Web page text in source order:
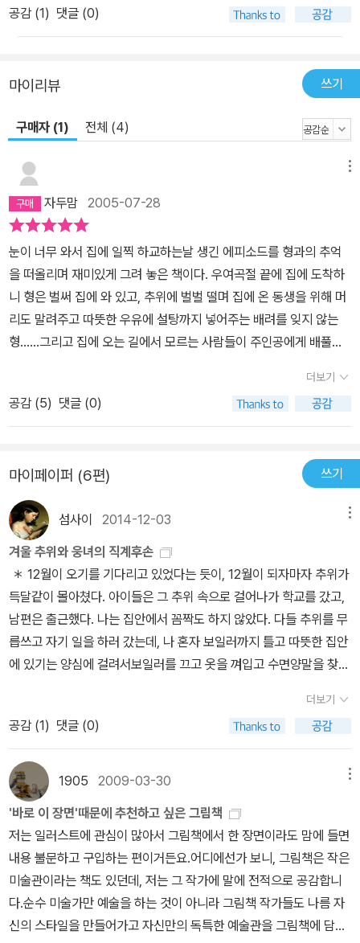
공감 (1) 댓글 (0)
마이리뷰 쓰기
구매자 (1) 전체 (4)
자두맘 2005-07-28
눈이 너무 와서 집에 일찍 하교하는날 생긴 에피소드를 형과의 추억
을 떠올리며 재미있게 그려 놓은 책이다. 우여곡절 끝에 집에 도착하
니 형은 벌써 집에 와 있고, 추위에 벌벌 떨며 집에 온 동생을 위해 머
리도 말려주고 따뜻한 우유에 설탕까지 넣어주는 배려를 잊지 않는
형......그리고 집에 오는 길에서 모르는 사람들이 주인공에게 배풀었
올리는 추억이 될 것이다. '마법의 여름'이 시원한 여름의 풍경을 잘
표현했다면, 이 책은 추운 겨울이 그대로 느껴지는 그림이 너무 재밌
고 이쁜 책이다. '마법의 여름'과 함께 꼭 같이 읽으면 더더욱 좋은 책
더보기
공감 (5) 댓글 (0)
마이페이퍼 (6편) 쓰기
섬사이 2014-12-03
겨울 추위와 웅녀의 직계후손
＊ 12월이 오기를 기다리고 있었다는 듯이, 12월이 되자마자 추위가
득달같이 몰아쳤다. 아이들은 그 추위 속으로 걸어나가 학교를 갔고,
남편은 출근했다. 나는 집안에서 꼼짝도 하지 않았다. 다들 추위를 무
릅쓰고 자기 일을 하러 갔는데, 나 혼자 보일러까지 틀고 따뜻한 집안
에 있기는 양심에 걸려서보일러를 끄고 옷을 껴입고 수면양말을 찾아
얼마나 좋을까. 겨울이 오기 전에 잔뜩 먹고 피둥피둥 살이 찐 다음,
누구의 방해도 받지 않고 겨우내내 따뜻한 굴 속에서 잠을 잔다면. 그
리고 피둥피둥 쪘던 살은 다 말끔히 사라지고, 잠을 충분히 자서 피곤
도 말끔히 사라진 밝고 건강한 얼굴로 새로 봄을 맞이한다면. 해마다
겨울이 시작될 무렵 난 곰을 부러워했다. 추위 앞에서 끈질기게 곰을
꿈꾸는 걸 보면 나는 웅녀의 직계후손인 게 틀림없다는 생각도 했다.
＊＊ 12월이 된지 3일째. 오후에 눈발이 날렸지만 추위는 누그러졌
다. 자료조사를 위해 구립도서관에서 빌린 책이 연체되어 반납해야
했고, 목요일 문학교실에서 쓸 책을 대출해야했다. '문학교실'보다는
'책놀이교실'이라는 명패가 더 잘 어울릴 것 같은 수업(?)을 위해 눈
과 관련된 이야기가 담긴 그림책 3권을 골랐다. <눈 결정체
더보기
공감 (1) 댓글 (0)
1905 2009-03-30
'바로 이 장면'때문에 추천하고 싶은 그림책
저는 일러스트에 관심이 많아서 그림책에서 한 장면이라도 맘에 들면
내용 불문하고 구입하는 편이거든요.어디에선가 보니, 그림책은 작은
미술관이라는 책도 있던데, 저는 그 작가에 말에 전적으로 공감합니
다.순수 미술가만 예술을 하는 것이 아니라 그림책 작가들도 나름 자
신의 스타일을 만들어가고 자신만의 독특한 예술관을 그림책에 담아